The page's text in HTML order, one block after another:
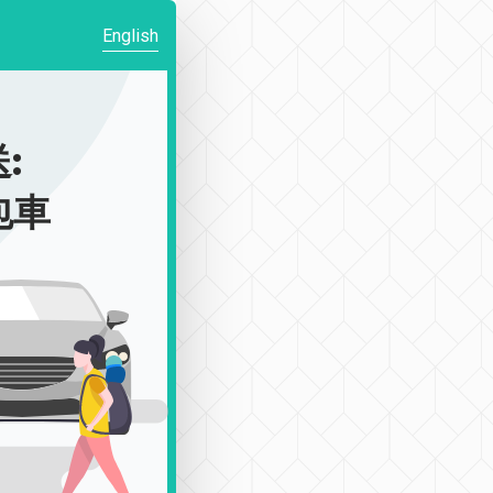
English
:
車